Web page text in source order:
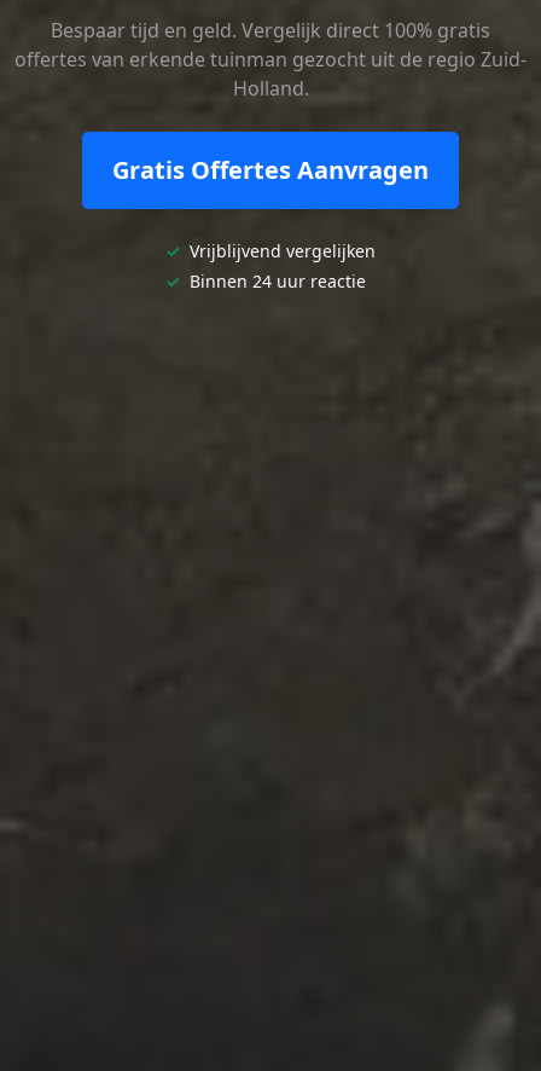
Bespaar tijd en geld. Vergelijk direct 100% gratis
offertes van erkende tuinman gezocht uit de regio Zuid-
Holland.
Gratis Offertes Aanvragen
✓ Vrijblijvend vergelijken
✓ Binnen 24 uur reactie